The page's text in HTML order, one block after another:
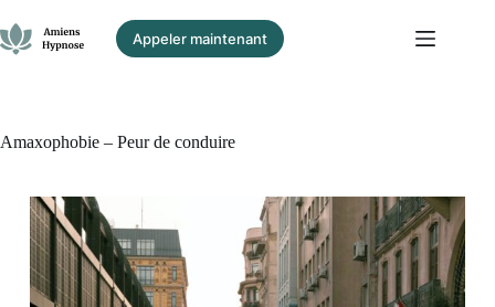
au
contenu
Appeler maintenant
Amaxophobie – Peur de conduire